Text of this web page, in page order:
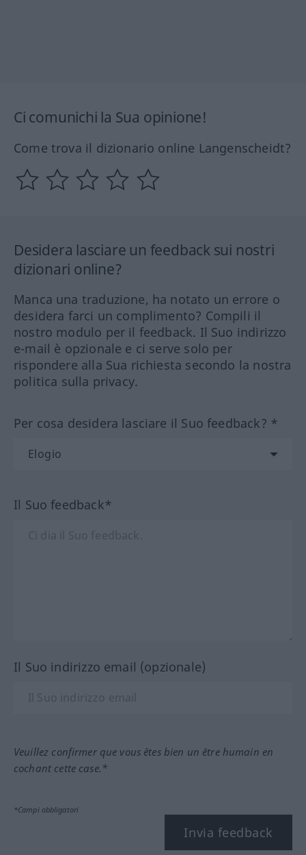
Ci comunichi la Sua opinione!
Come trova il dizionario online Langenscheidt?
Desidera lasciare un feedback sui nostri
dizionari online?
Manca una traduzione, ha notato un errore o
desidera farci un complimento? Compili il
nostro modulo per il feedback. Il Suo indirizzo
e-mail è opzionale e ci serve solo per
rispondere alla Sua richiesta secondo la nostra
politica sulla privacy.
Per cosa desidera lasciare il Suo feedback? *
Il Suo feedback*
Il Suo indirizzo email (opzionale)
Veuillez confirmer que vous êtes bien un être humain en
cochant cette case.*
*Campi obbligatori
Invia feedback